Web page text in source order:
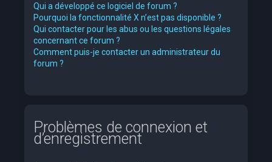
Qui a développé ce logiciel de forum ?
Pourquoi la fonctionnalité X n’est pas disponible ?
Qui contacter pour les abus ou les questions légales
concernant ce forum ?
Comment puis-je contacter un administrateur du
forum ?
Problèmes de connexion et
d’enregistrement